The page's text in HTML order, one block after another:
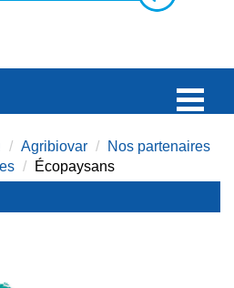
Agribiovar
Nos partenaires
Écopaysans